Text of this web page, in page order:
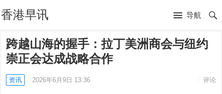
香港早讯 导航
跨越山海的握手：拉丁美洲商会与纽约
崇正会达成战略合作
资讯 2026年6月9日 13:36 评论